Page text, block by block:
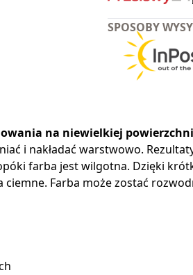
SPOSOBY
na niewielkiej powierzchni
i nakładać warstwowo.
farba jest wilgotna. Dzięki
Farba może zostać